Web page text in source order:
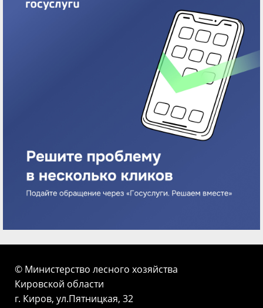
© Министерство лесного хозяйства
Кировской области
г. Киров, ул.Пятницкая, 32